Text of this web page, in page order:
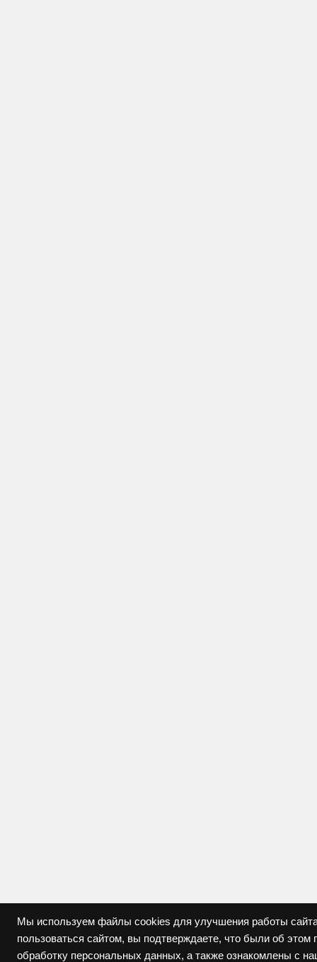
Мы используем файлы cookies для улучшения работы
пользоваться сайтом, вы подтверждаете, что были об
обработку персональных данных, а также ознакомлены с